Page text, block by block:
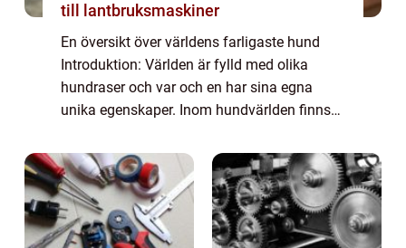
till lantbruksmaskiner
En översikt över världens farligaste hund
Introduktion: Världen är fylld med olika
hundraser och var och en har sina egna
unika egenskaper. Inom hundvärlden finns
skrämmande rykte om sig och betraktas
som de farli...